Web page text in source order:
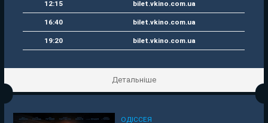
12:15 bilet.vkino.com.ua
16:40 bilet.vkino.com.ua
19:20 bilet.vkino.com.ua
Детальніше
ОДІССЕЯ